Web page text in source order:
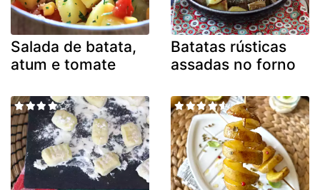
Salada de batata,
atum e tomate
Batatas rústicas
assadas no forno